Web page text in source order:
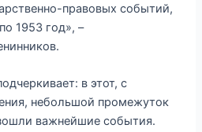
правовых событий,
1953 год», –
в этот, с
небольшой промежуток
важнейшие события.